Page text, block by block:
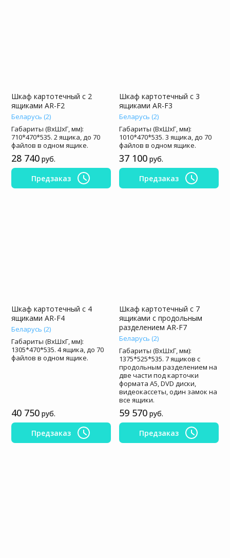
Шкаф картотечный с 2
ящиками AR-F2
Беларусь (2)
Габариты (ВхШхГ, мм):
710*470*535. 2 ящика, до 70
файлов в одном ящике.
28 740 руб.
Предзаказ
Шкаф картотечный с 3
ящиками AR-F3
Беларусь (2)
Габариты (ВхШхГ, мм):
1010*470*535. 3 ящика, до 70
файлов в одном ящике.
37 100 руб.
Предзаказ
Шкаф картотечный с 4
ящиками AR-F4
Беларусь (2)
Габариты (ВхШхГ, мм):
1305*470*535. 4 ящика, до 70
файлов в одном ящике.
40 750 руб.
Предзаказ
Шкаф картотечный с 7
ящиками с продольным
разделением AR-F7
Беларусь (2)
Габариты (ВхШхГ, мм):
1375*525*535. 7 ящиков с
продольным разделением на
две части под карточки
формата A5, DVD диски,
видеокассеты, один замок на
все ящики.
59 570 руб.
Предзаказ